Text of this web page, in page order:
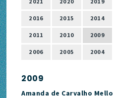
2016 2015 2014
2011 2010 2009
2006 2005 2004
2009
Amanda de Carvalho Mello